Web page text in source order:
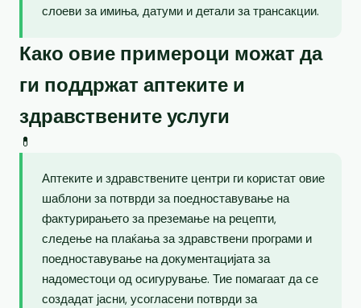
слоеви за имиња, датуми и детали за трансакции.
Како овие примероци можат да
ги поддржат аптеките и
здравствените услуги
💊
Аптеките и здравствените центри ги користат овие
шаблони за потврди за поедноставување на
фактурирањето за преземање на рецепти,
следење на плаќања за здравствени програми и
поедноставување на документацијата за
надоместоци од осигурување. Тие помагаат да се
создадат јасни, усогласени потврди за